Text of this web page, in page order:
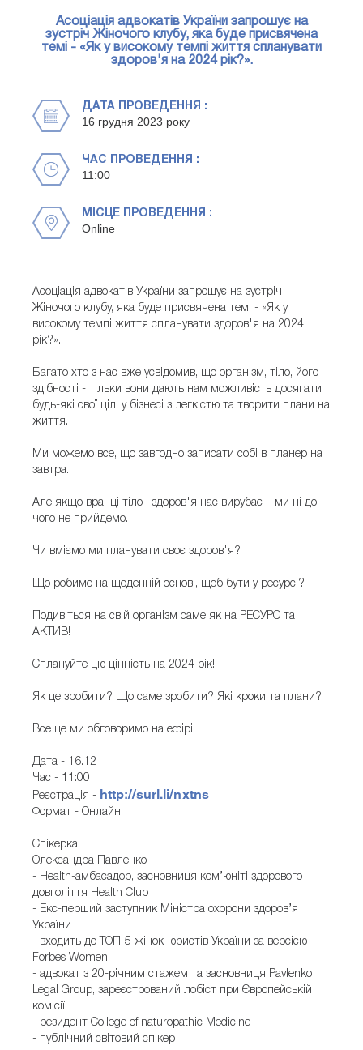
Асоціація адвокатів України запрошує на
зустріч Жіночого клубу, яка буде присвячена
темі - «Як у високому темпі життя спланувати
здоров'я на 2024 рік?».
ДАТА ПРОВЕДЕННЯ :
16 грудня 2023 року
ЧАС ПРОВЕДЕННЯ :
11:00
МІСЦЕ ПРОВЕДЕННЯ :
Online
Асоціація адвокатів України запрошує на зустріч
Жіночого клубу, яка буде присвячена темі - «Як у
високому темпі життя спланувати здоров'я на 2024
рік?».
Багато хто з нас вже усвідомив, що організм, тіло, його
здібності - тільки вони дають нам можливість досягати
будь-які свої цілі у бізнесі з легкістю та творити плани на
життя.
Ми можемо все, що завгодно записати собі в планер на
завтра.
Але якщо вранці тіло і здоров'я нас вирубає – ми ні до
чого не прийдемо.
Чи вміємо ми планувати своє здоров'я?
Що робимо на щоденній основі, щоб бути у ресурсі?
Подивіться на свій організм саме як на РЕСУРС та
АКТИВ!
Сплануйте цю цінність на 2024 рік!
Як це зробити? Що саме зробити? Які кроки та плани?
Все це ми обговоримо на ефірі.
Дата - 16.12
Час - 11:00
Реєстрація - http://surl.li/nxtns
Формат - Онлайн
Спікерка:
Олександра Павленко
- Health-амбасадор, засновниця ком’юніті здорового
довголіття Health Club
- Екс-перший заступник Міністра охорони здоров’я
України
- входить до ТОП-5 жінок-юристів України за версією
Forbes Women
- адвокат з 20-річним стажем та засновниця Pavlenko
Legal Group, зареєстрований лобіст при Європейській
комісії
- резидент College of naturopathic Medicine
- публічний світовий спікер